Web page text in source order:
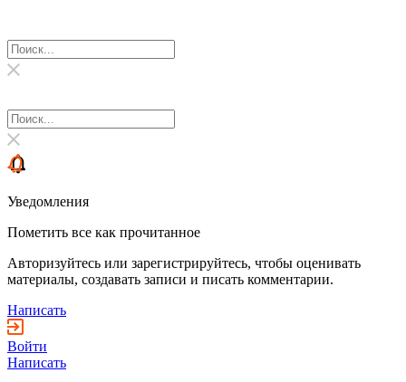
Уведомления
Пометить все как прочитанное
Авторизуйтесь или зарегистрируйтесь, чтобы оценивать
материалы, создавать записи и писать комментарии.
Написать
Войти
Написать